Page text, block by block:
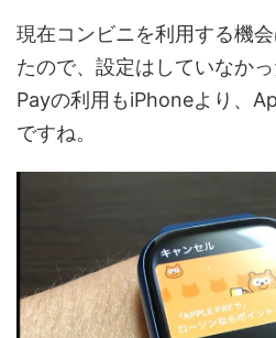
現在コンビニを利用する機
たので、設定はしていなか
Payの利用もiPhoneより、
ですね。